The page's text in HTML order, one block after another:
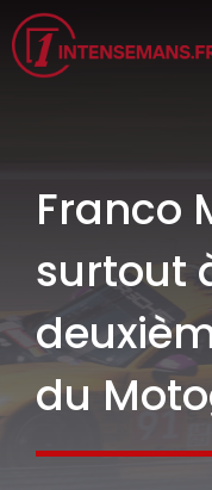
Aller
au
contenu
Franco
surtout
du